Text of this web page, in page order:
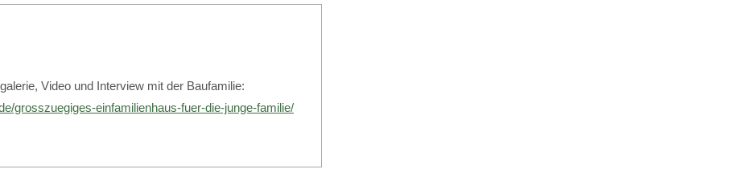
Video und Interview mit der Baufamilie:
grosszuegiges-einfamilienhaus-fuer-die-junge-familie/